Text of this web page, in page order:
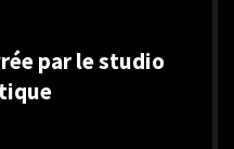
par le studio